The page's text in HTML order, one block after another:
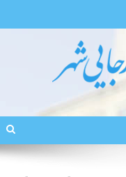
مسجد جامع